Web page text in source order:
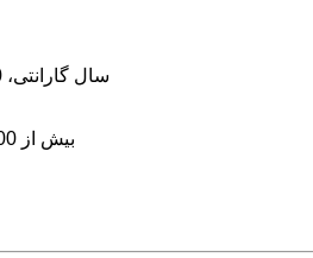
10 سال گارانتی، 20 سال عمر خدمات
بیش از 10000 قطعه در هفته